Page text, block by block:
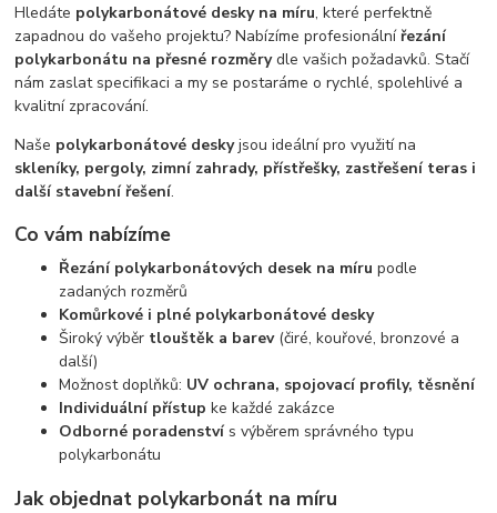
Hledáte polykarbonátové desky na míru, které perfektně
zapadnou do vašeho projektu? Nabízíme profesionální řezání
polykarbonátu na přesné rozměrydle vašich požadavků. Stačí
nám zaslat specifikaci a my se postaráme o rychlé, spolehlivé a
kvalitní zpracování.
Naše polykarbonátové deskyjsou ideální pro využití na
skleníky, pergoly, zimní zahrady, přístřešky, zastřešení teras i
další stavební řešení.
Co vám nabízíme
Řezání polykarbonátových desek na míru podle
zadaných rozměrů
Komůrkové i plné polykarbonátové desky
Široký výběr tlouštěk a barev(čiré, kouřové, bronzové a
další)
Možnost doplňků: UV ochrana, spojovací profily, těsnění
Individuální přístup ke každé zakázce
Odborné poradenstvís výběrem správného typu
polykarbonátu
Jak objednat polykarbonát na míru